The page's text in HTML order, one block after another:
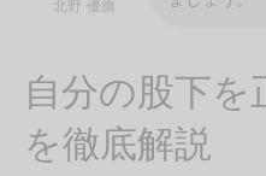
北野 優旗
自分の股下
を徹底解説